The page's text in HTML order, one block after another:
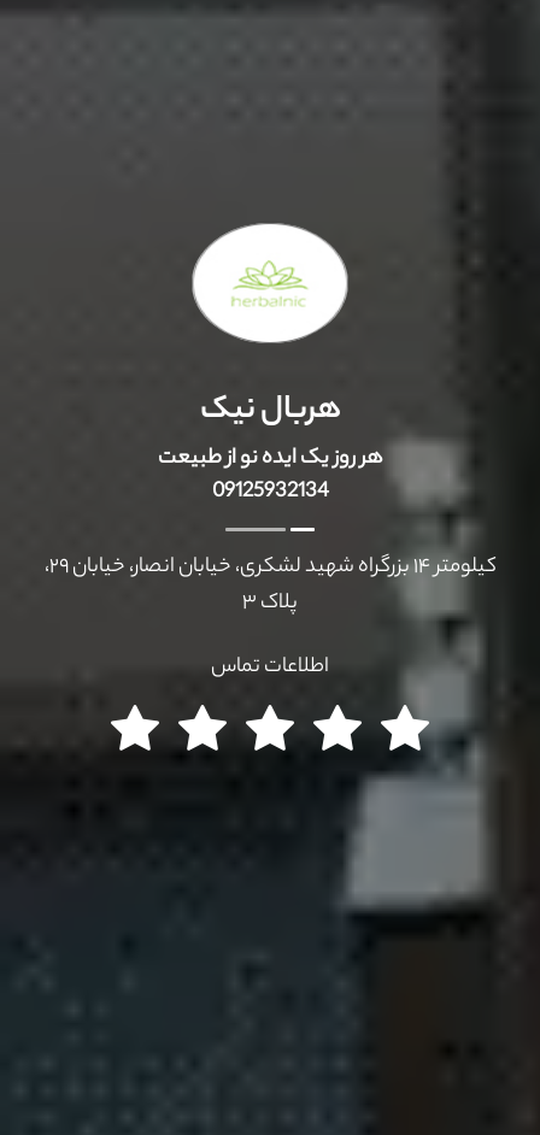
هربال نیک
هر روز یک ایده نو از طبیعت
09125932134
کیلومتر ۱۴ بزرگراه شهید لشکری، خیابان انصار، خیابان ۲۹،
پلاک ۳
اطلاعات تماس